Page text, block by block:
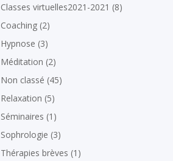
Classes virtuelles2021-2021 (8)
Coaching (2)
Hypnose (3)
Méditation (2)
Non classé (45)
Relaxation (5)
Séminaires (1)
Sophrologie (3)
Thérapies brèves (1)